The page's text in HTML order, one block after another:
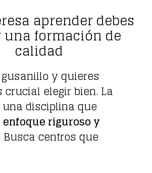
aprender debes
una formación de
calidad
y quieres
crucial elegir bien. La
disciplina que
enfoque riguroso y
Busca centros que